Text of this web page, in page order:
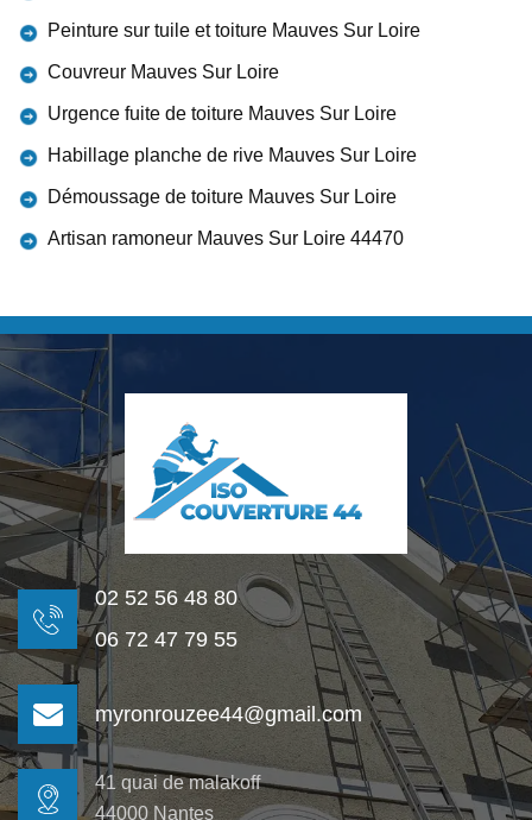
Peinture sur tuile et toiture Mauves Sur Loire
Couvreur Mauves Sur Loire
Urgence fuite de toiture Mauves Sur Loire
Habillage planche de rive Mauves Sur Loire
Démoussage de toiture Mauves Sur Loire
Artisan ramoneur Mauves Sur Loire 44470
02 52 56 48 80
06 72 47 79 55
myronrouzee44@gmail.com
41 quai de malakoff
44000 Nantes